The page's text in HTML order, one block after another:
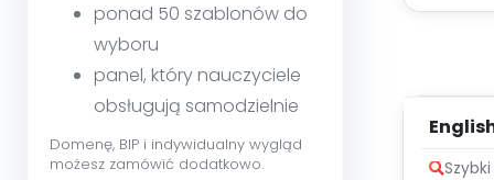
ponad 50 szablonów do
wyboru
panel, który nauczyciele
obsługują samodzielnie
Domenę, BIP i indywidualny wygląd
możesz zamówić dodatkowo.